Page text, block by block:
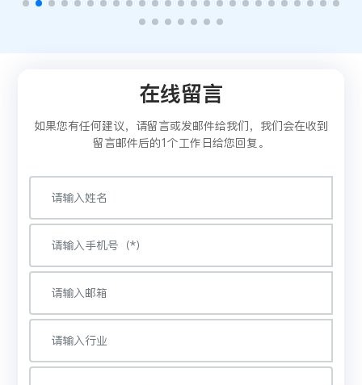
在线留言
如果您有任何建议，请留言或发邮件给我们，我们会在收到
留言邮件后的1个工作日给您回复。